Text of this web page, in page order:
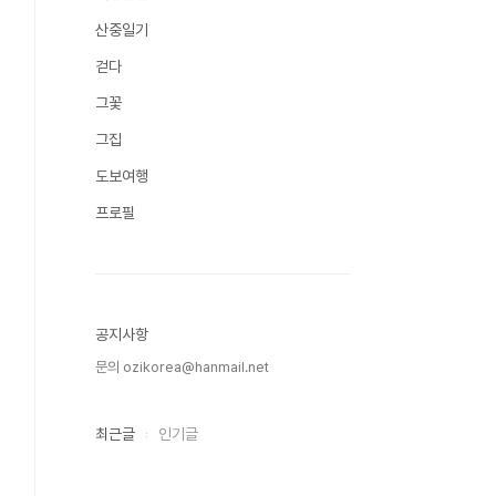
산중일기
걷다
그꽃
그집
도보여행
프로필
공지사항
문의 ozikorea@hanmail.net
최근글 인기글